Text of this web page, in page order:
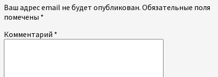
Ваш адрес email не будет опубликован. Обязательные поля
помечены *
Комментарий *